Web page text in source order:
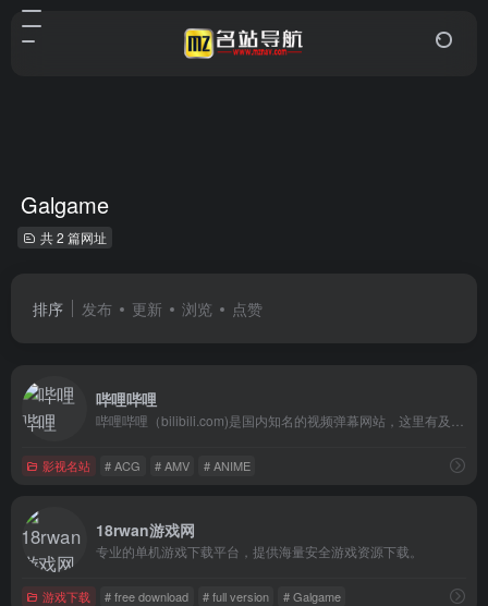
Galgame
共 2 篇网址
排序 发布 更新 浏览 点赞
哔哩哔哩
影视名站 # ACG # AMV # ANIME
18rwan游戏网
专业的单机游戏下载平台，提供海量安全游戏资源下载。
游戏下载 # free download # full version # Galgame